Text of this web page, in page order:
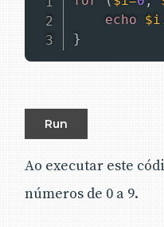
echo
$i
}
Run
Ao executar este
números de 0 a 9.